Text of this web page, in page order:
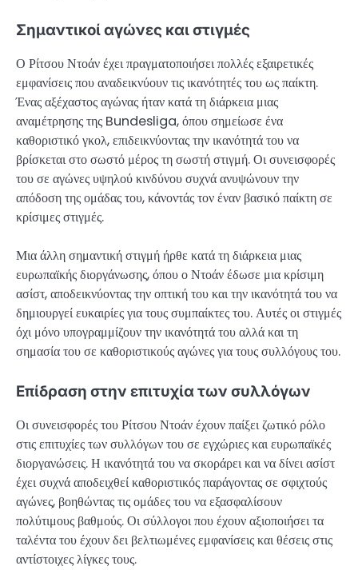
Σημαντικοί αγώνες και στιγμές
Ο Ρίτσου Ντοάν έχει πραγματοποιήσει πολλές εξαιρετικές
εμφανίσεις που αναδεικνύουν τις ικανότητές του ως παίκτη.
Ένας αξέχαστος αγώνας ήταν κατά τη διάρκεια μιας
αναμέτρησης της Bundesliga, όπου σημείωσε ένα
καθοριστικό γκολ, επιδεικνύοντας την ικανότητά του να
βρίσκεται στο σωστό μέρος τη σωστή στιγμή. Οι συνεισφορές
του σε αγώνες υψηλού κινδύνου συχνά ανυψώνουν την
απόδοση της ομάδας του, κάνοντάς τον έναν βασικό παίκτη σε
κρίσιμες στιγμές.
Μια άλλη σημαντική στιγμή ήρθε κατά τη διάρκεια μιας
ευρωπαϊκής διοργάνωσης, όπου ο Ντοάν έδωσε μια κρίσιμη
ασίστ, αποδεικνύοντας την οπτική του και την ικανότητά του να
δημιουργεί ευκαιρίες για τους συμπαίκτες του. Αυτές οι στιγμές
όχι μόνο υπογραμμίζουν την ικανότητά του αλλά και τη
σημασία του σε καθοριστικούς αγώνες για τους συλλόγους του.
Επίδραση στην επιτυχία των συλλόγων
Οι συνεισφορές του Ρίτσου Ντοάν έχουν παίξει ζωτικό ρόλο
στις επιτυχίες των συλλόγων του σε εγχώριες και ευρωπαϊκές
διοργανώσεις. Η ικανότητά του να σκοράρει και να δίνει ασίστ
έχει συχνά αποδειχθεί καθοριστικός παράγοντας σε σφιχτούς
αγώνες, βοηθώντας τις ομάδες του να εξασφαλίσουν
πολύτιμους βαθμούς. Οι σύλλογοι που έχουν αξιοποιήσει τα
ταλέντα του έχουν δει βελτιωμένες εμφανίσεις και θέσεις στις
αντίστοιχες λίγκες τους.